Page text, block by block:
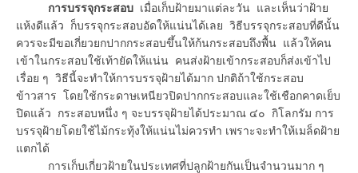
การบรรจุกระสอบ เมื่อเก็บฝ้ายมาแต่ละวัน และเห็นว่าฝ้าย
แห้งดีแล้ว ก็บรรจุกระสอบอัดให้แน่นได้เลย วิธีบรรจุกระสอบที่ดีนั้น
ควรจะมีขอเกี่ยวยกปากกระสอบขึ้นให้ก้นกระสอบถึงพื้น แล้วให้คน
เข้าในกระสอบใช้เท้ายัดให้แน่น คนส่งฝ้ายเข้ากระสอบก็ส่งเข้าไป
เรื่อย ๆ วิธีนี้จะทำให้การบรรจุฝ้ายได้มาก ปกติถ้าใช้กระสอบ
ข้าวสาร โดยใช้กระดาษเหนียวปิดปากกระสอบและใช้เชือกคาดเย็บ
ปิดแล้ว กระสอบหนึ่ง ๆ จะบรรจุฝ้ายได้ประมาณ ๔๐ กิโลกรัม การ
บรรจุฝ้ายโดยใช้ไม้กระทุ้งให้แน่นไม่ควรทำ เพราะจะทำให้เมล็ดฝ้าย
แตกได้
การเก็บเกี่ยวฝ้ายในประเทศที่ปลูกฝ้ายกันเป็นจำนวนมาก ๆ